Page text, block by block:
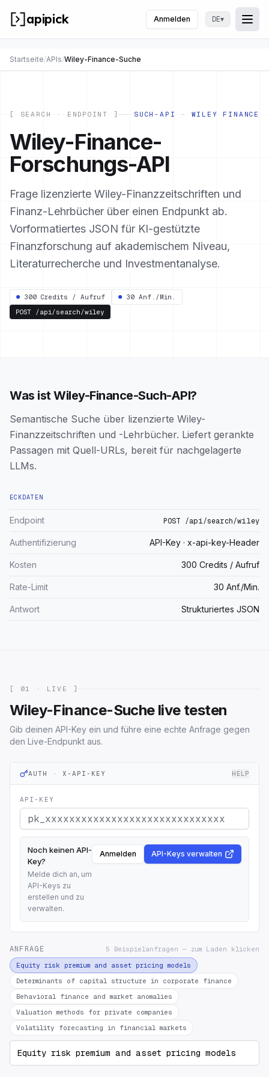
apipick Anmelden DE▾
Startseite/APIs/Wiley-Finance-Suche
[ SEARCH · ENDPOINT ] SUCH-API · WILEY FINANCE
Wiley-Finance-
Forschungs-API
Frage lizenzierte Wiley-Finanzzeitschriften und
Finanz-Lehrbücher über einen Endpunkt ab.
Vorformatiertes JSON für KI-gestützte
Finanzforschung auf akademischem Niveau,
Literaturrecherche und Investmentanalyse.
● 300 Credits / Aufruf ● 30 Anf./Min.
POST /api/search/wiley
Was ist Wiley-Finance-Such-API?
Semantische Suche über lizenzierte Wiley-
Finanzzeitschriften und -Lehrbücher. Liefert gerankte
Passagen mit Quell-URLs, bereit für nachgelagerte
LLMs.
ECKDATEN
Endpoint POST /api/search/wiley
Authentifizierung API-Key · x-api-key-Header
Kosten 300 Credits / Aufruf
Rate-Limit 30 Anf./Min.
Antwort Strukturiertes JSON
[ 01 · LIVE ]
Wiley-Finance-Suche live testen
Gib deinen API-Key ein und führe eine echte Anfrage gegen
den Live-Endpunkt aus.
AUTH · X-API-KEY HELP
API-KEY
Noch keinen API-
Key?
Melde dich an, um
API-Keys zu
erstellen und zu
verwalten.
Anmelden API-Keys verwalten
ANFRAGE 5 Beispielanfragen — zum Laden klicken
Equity risk premium and asset pricing models
Determinants of capital structure in corporate finance
Behavioral finance and market anomalies
Valuation methods for private companies
Volatility forecasting in financial markets